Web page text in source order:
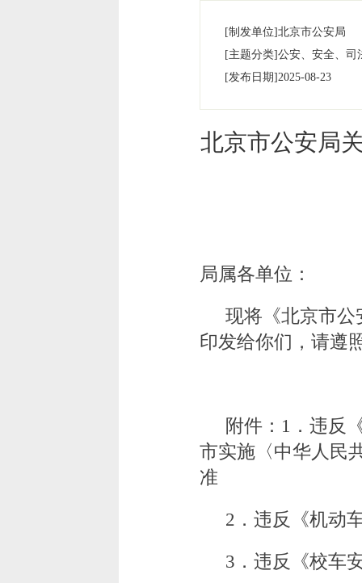
[制发单位]北京市公安局
[主题分类]公安、安全、司
[发布日期]2025-08-23
北京市公安局
局属各单位：
现将《北京市公
印发给你们，请遵
附件：1．违反
市实施〈中华人民
准
2．违反《机动
3．违反《校车